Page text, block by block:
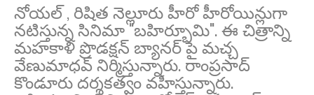
నోయల్ , రిషిత నెల్లూరు హీరో హీరోయిన్లుగా
నటిస్తున్న సినిమా "బహిర్భూమి". ఈ చిత్రాన్ని
మహకాళి ప్రొడక్షన్ బ్యానర్ పై మచ్చ
వేణుమాధవ్ నిర్మిస్తున్నారు. రాంప్రసాద్
కొండూరు దర్శకత్వం వహిస్తున్నారు.